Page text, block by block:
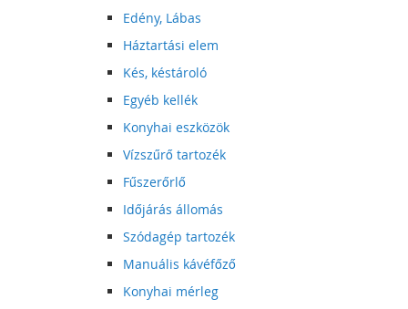
Edény, Lábas
Háztartási elem
Kés, késtároló
Egyéb kellék
Konyhai eszközök
Vízszűrő tartozék
Fűszerőrlő
Időjárás állomás
Szódagép tartozék
Manuális kávéfőző
Konyhai mérleg